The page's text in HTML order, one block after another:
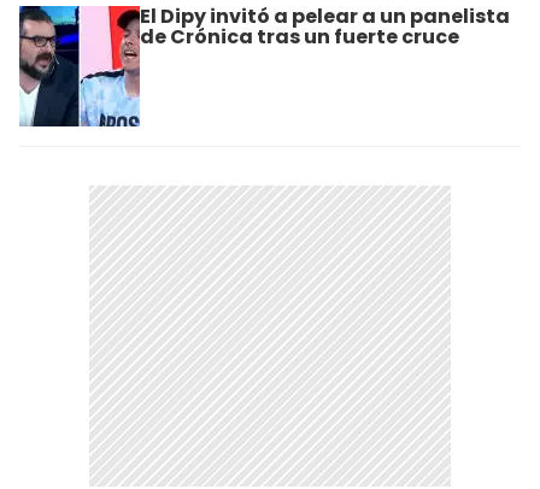
El Dipy invitó a pelear a un panelista
de Crónica tras un fuerte cruce